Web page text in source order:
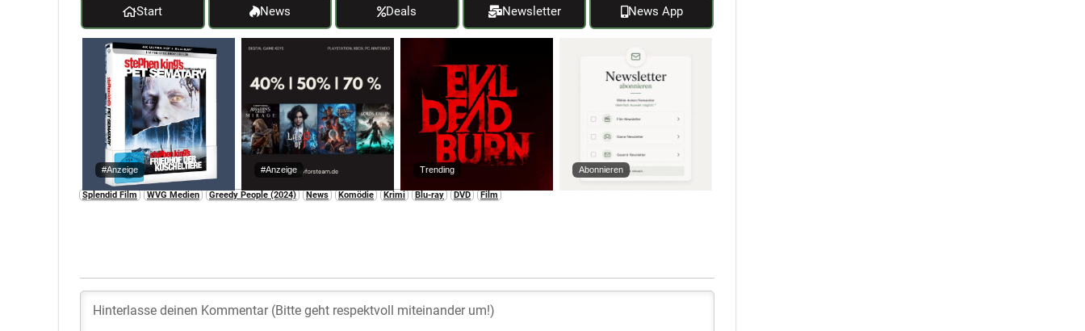
Start News Deals Newsletter News App
#Anzeige #Anzeige Trending Abonnieren
Splendid Film WVG Medien Greedy People (2024) News Komödie Krimi Blu-ray DVD Film